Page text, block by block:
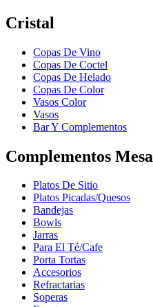
Cristal
Copas De Vino
Copas De Coctel
Copas De Helado
Copas De Color
Vasos Color
Vasos
Bar Y Complementos
Complementos Mesa
Platos De Sitio
Platos Picadas/Quesos
Bandejas
Bowls
Jarras
Para El Té/Cafe
Porta Tortas
Accesorios
Refractarias
Soperas